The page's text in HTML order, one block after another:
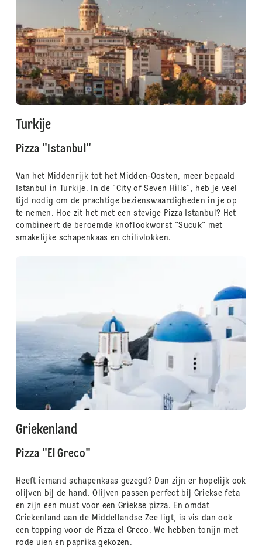
Turkije
Pizza "Istanbul"
Van het Middenrijk tot het Midden-Oosten, meer bepaald
Istanbul in Turkije. In de "City of Seven Hills", heb je veel
tijd nodig om de prachtige bezienswaardigheden in je op
te nemen. Hoe zit het met een stevige Pizza Istanbul? Het
combineert de beroemde knoflookworst "Sucuk" met
smakelijke schapenkaas en chilivlokken.
Griekenland
Pizza "El Greco"
Heeft iemand schapenkaas gezegd? Dan zijn er hopelijk ook
olijven bij de hand. Olijven passen perfect bij Griekse feta
en zijn een must voor een Griekse pizza. En omdat
Griekenland aan de Middellandse Zee ligt, is vis dan ook
een topping voor de Pizza el Greco. We hebben tonijn met
rode uien en paprika gekozen.